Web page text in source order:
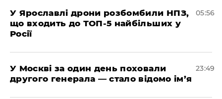
У Ярославлі дрони розбомбили НПЗ,
що входить до ТОП-5 найбільших у
Росії
05:56
​У Москві за один день поховали
другого генерала — стало відомо ім’я
23:49